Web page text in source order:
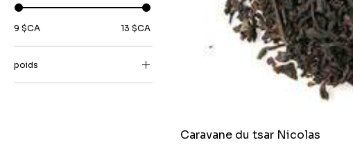
9 $CA 13 $CA
poids
Caravane du tsar Nicolas